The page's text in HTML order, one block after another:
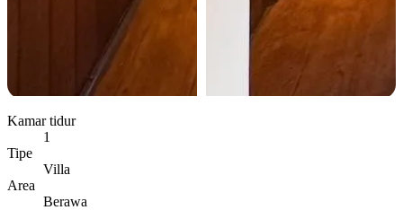
Kamar tidur
1
Tipe
Villa
Area
Berawa